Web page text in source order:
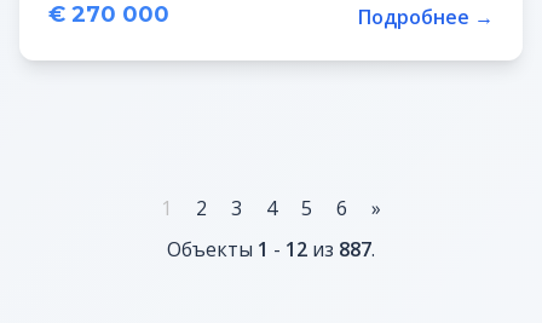
€ 270 000 Подробнее →
1 2 3 4 5 6
»
Объекты 1 - 12 из 887.